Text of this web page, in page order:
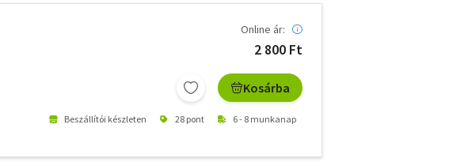
Online ár:
2 800 Ft
Kosárba
Beszállítói készleten 28 pont 6 - 8 munkanap